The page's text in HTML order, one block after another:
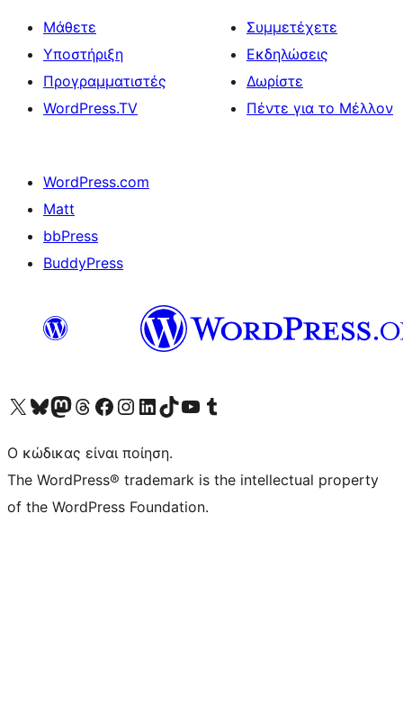
Μάθετε
Υποστήριξη
Προγραμματιστές
WordPress.TV
Συμμετέχετε
Εκδηλώσεις
Δωρίστε
Πέντε για το Μέλλον
WordPress.com
Matt
bbPress
BuddyPress
Visit our X (formerly Twitter) account
Visit our Bluesky account
Επισκεφθείτε τον λογαριασμό μας στο Mastodon
Visit our Threads account
Επισκεφτείτε τη σελίδα μας στο Facebook
Επισκεφθείτε τον λογαριασμό μας Instagram
Επισκεφθείτε τον λογαριασμό μας LinkedIn
Visit our TikTok account
Visit our YouTube channel
Visit our Tumblr account
Ο κώδικας είναι ποίηση.
The WordPress® trademark is the intellectual property
of the WordPress Foundation.